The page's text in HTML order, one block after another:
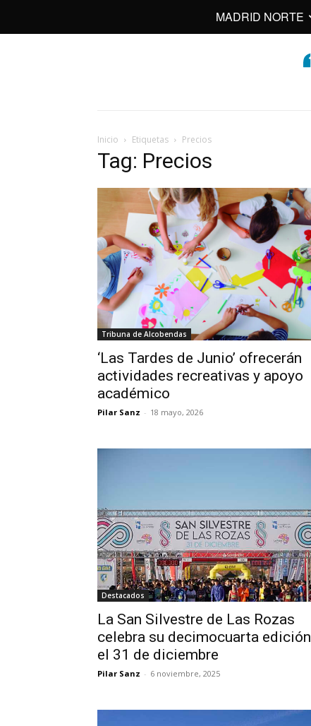
MADRID NORTE
Inicio Etiquetas Precios
Tag: Precios
Tribuna de Alcobendas
‘Las Tardes de Junio’ ofrecerán
actividades recreativas y apoyo
académico
Pilar Sanz - 18 mayo, 2026
Destacados
La San Silvestre de Las Rozas
celebra su decimocuarta edición
el 31 de diciembre
Pilar Sanz - 6 noviembre, 2025